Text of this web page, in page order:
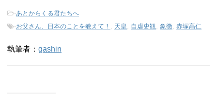
-あとからくる君たちへ
-お父さん、日本のことを教えて！ 天皇 自虐史観 象徴 赤塚高仁
執筆者： gashin